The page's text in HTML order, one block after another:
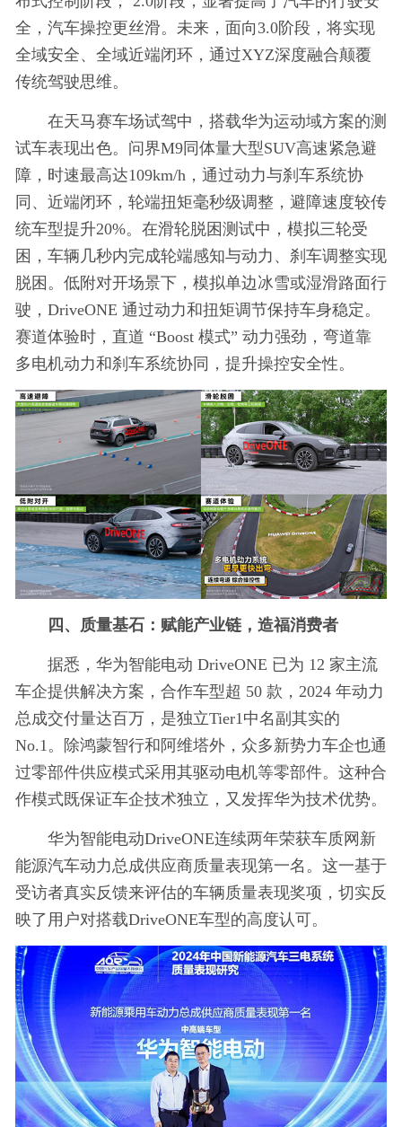
全，汽车操控更丝滑。未来，面向3.0阶段，将实现
全域安全、全域近端闭环，通过XYZ深度融合颠覆
传统驾驶思维。
在天马赛车场试驾中，搭载华为运动域方案的测
试车表现出色。问界M9同体量大型SUV高速紧急避
障，时速最高达109km/h，通过动力与刹车系统协
同、近端闭环，轮端扭矩毫秒级调整，避障速度较传
统车型提升20%。在滑轮脱困测试中，模拟三轮受
困，车辆几秒内完成轮端感知与动力、刹车调整实现
脱困。低附对开场景下，模拟单边冰雪或湿滑路面行
驶，DriveONE 通过动力和扭矩调节保持车身稳定。
赛道体验时，直道 “Boost 模式” 动力强劲，弯道靠
多电机动力和刹车系统协同，提升操控安全性。
四 、质量基石： 赋能产业链，造福消费者
据悉，华为智能电动 DriveONE 已为 12 家主流
车企提供解决方案，合作车型超 50 款，2024 年动力
总成交付量达百万，是独立Tier1中名副其实的
No.1。除鸿蒙智行和阿维塔外，众多新势力车企也通
过零部件供应模式采用其驱动电机等零部件。这种合
作模式既保证车企技术独立，又发挥华为技术优势。
华为智能电动DriveONE连续两年荣获车质网新
能源汽车动力总成供应商质量表现第一名。这一基于
受访者真实反馈来评估的车辆质量表现奖项，切实反
映了用户对搭载DriveONE车型的高度认可。